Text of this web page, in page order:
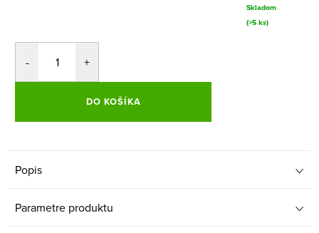
Skladom
(>5 ks)
DO KOŠÍKA
Popis
Parametre produktu